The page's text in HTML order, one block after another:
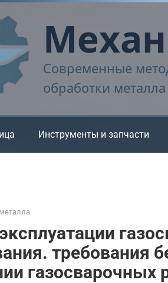
Современные
обработки металла
Инструменты и запчасти
требования
газосварочных